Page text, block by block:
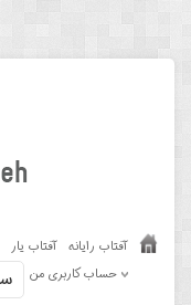
آفتاب رایانه آفتاب یار
حساب کاربری من